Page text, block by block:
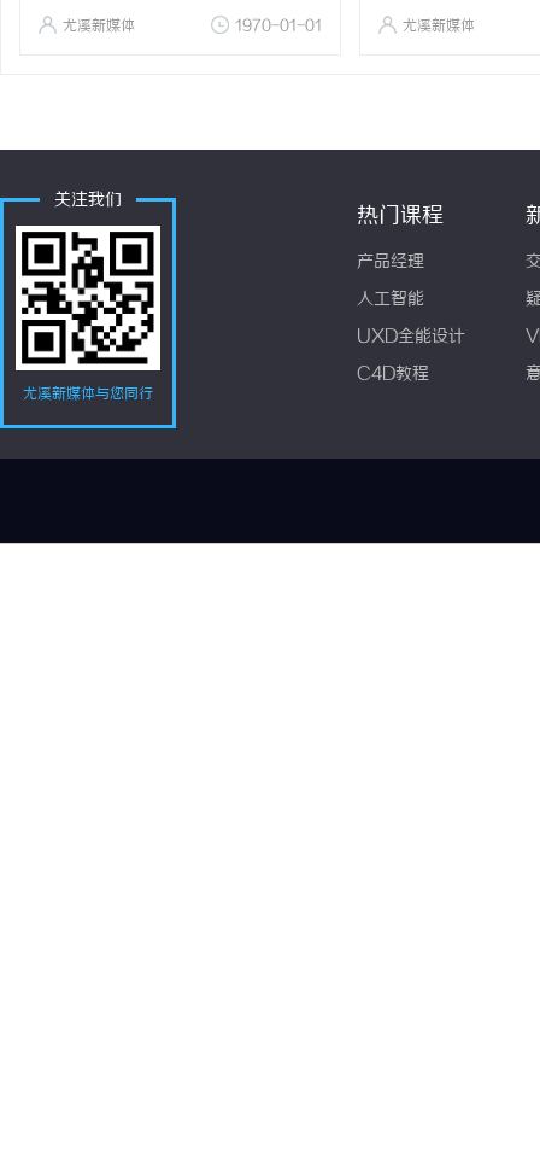
尤溪新媒体 1970-01-01 尤溪新媒体
关注我们
尤溪新媒体与您同行
热门课程
产品经理
人工智能
UXD全能设计
C4D教程